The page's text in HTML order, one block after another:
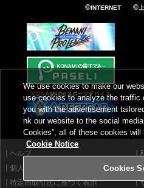
©INTERNET ©
ヘルプ
個人情報等保護方針
特定商取引法に基づく表示
We use cookies to make our
use cookies to analyze the traffic
you with the advertisement
nk our website to the social
Cookies”, all of these cookies
Cookie Notice
Cookies